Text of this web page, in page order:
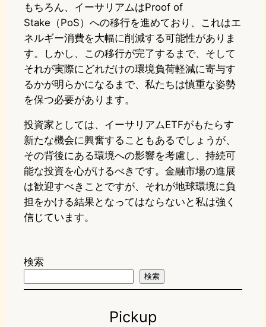
もちろん、イーサリアムはProof of
Stake（PoS）への移行を進めており、これはエ
ネルギー消費を大幅に削減する可能性がありま
す。しかし、この移行が完了するまで、そして
それが実際にどれだけの環境負荷軽減に寄与す
るかが明らかになるまで、私たちは慎重な姿勢
を保つ必要があります。
投資家としては、イーサリアムETFがもたらす
新たな機会に興奮することもあるでしょうが、
その背後にある環境への影響を考慮し、持続可
能な投資を心がけるべきです。金融市場の進展
は歓迎すべきことですが、それが地球環境に負
担をかける結果となってはならないと私は強く
信じています。
検索
検索
Pickup